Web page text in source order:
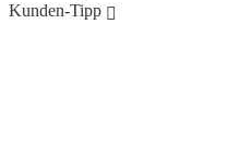
Kunden-Tipp